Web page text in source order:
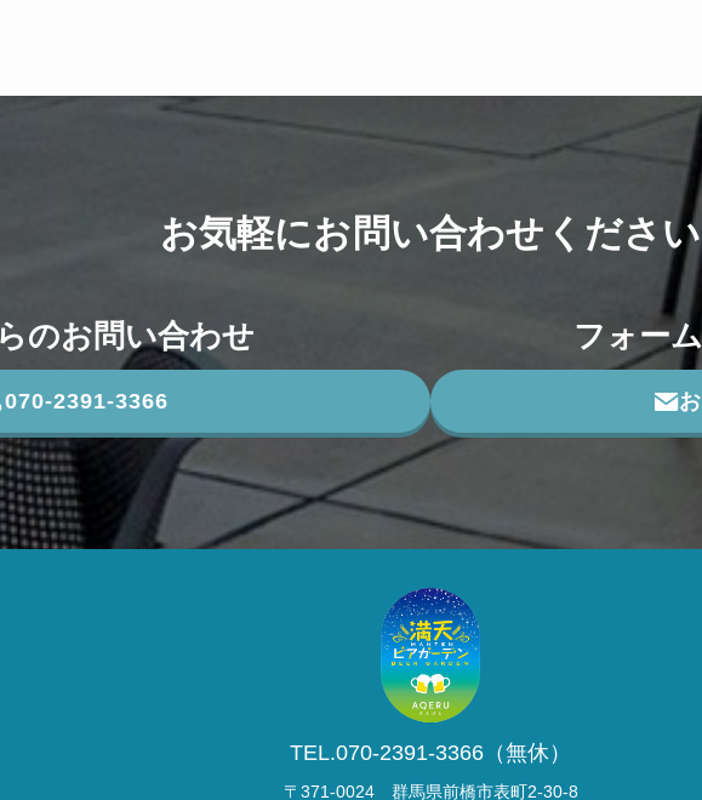
お気軽にお問い合わせください
のお問い合わせ
070-2391-3366
フォー
TEL.070-2391-3366（無休）
〒371-0024 群馬県前橋市表町2-30-8